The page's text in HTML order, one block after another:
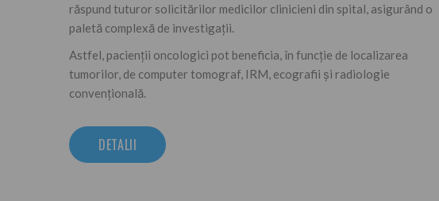
răspund tuturor solicitărilor medicilor clinicieni din spital, asigurând o
paletă complexă de investigații.
Astfel, pacienții oncologici pot beneficia, în funcție de localizarea
tumorilor, de computer tomograf, IRM, ecografii și radiologie
convențională.
DETALII